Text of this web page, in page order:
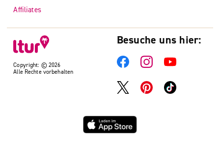
Copyright: © 2026
Alle Rechte vorbehalten
Affiliates
Besuche uns hier: